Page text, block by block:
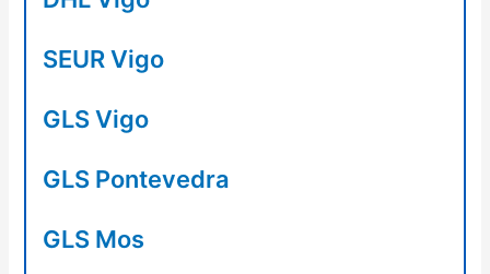
SEUR Vigo
GLS Vigo
GLS Pontevedra
GLS Mos